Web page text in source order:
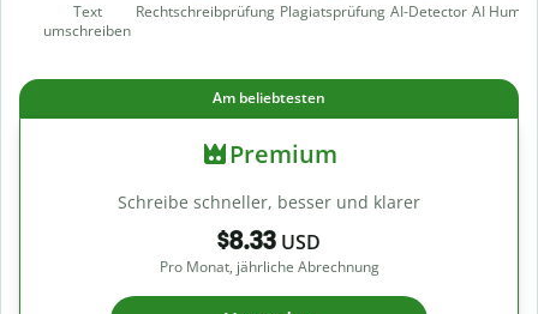
Text
umschreiben
Rechtschreibprüfung Plagiatsprüfung AI-Detector AI
Am beliebtesten
Premium
Schreibe schneller, besser und klarer
$8.33 USD
Pro Monat, jährliche Abrechnung